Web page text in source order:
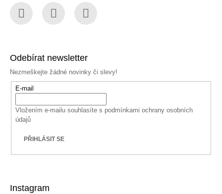
Odebírat newsletter
Nezmeškejte žádné novinky či slevy!
E-mail
Vložením e-mailu souhlasíte s podmínkami ochrany osobních
údajů
PŘIHLÁSIT SE
Instagram